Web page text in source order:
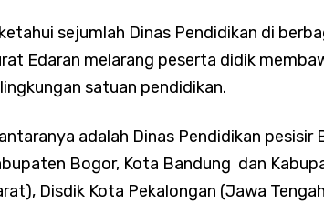
sejumlah Dinas Pendidikan di
Edaran melarang peserta didik
satuan pendidikan.
adalah Dinas Pendidikan pesisir
Bogor, Kota Bandung dan
Disdik Kota Pekalongan (Jawa